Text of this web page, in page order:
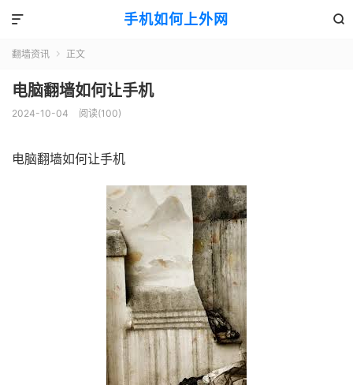
手机如何上外网 

翻墙资讯  正文
电脑翻墙如何让手机
2024-10-04 阅读(100)
电脑翻墙如何让手机